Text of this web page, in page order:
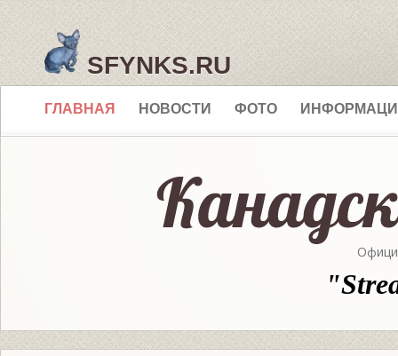
SFYNKS.RU
ГЛАВНАЯ НОВОСТИ ФОТО